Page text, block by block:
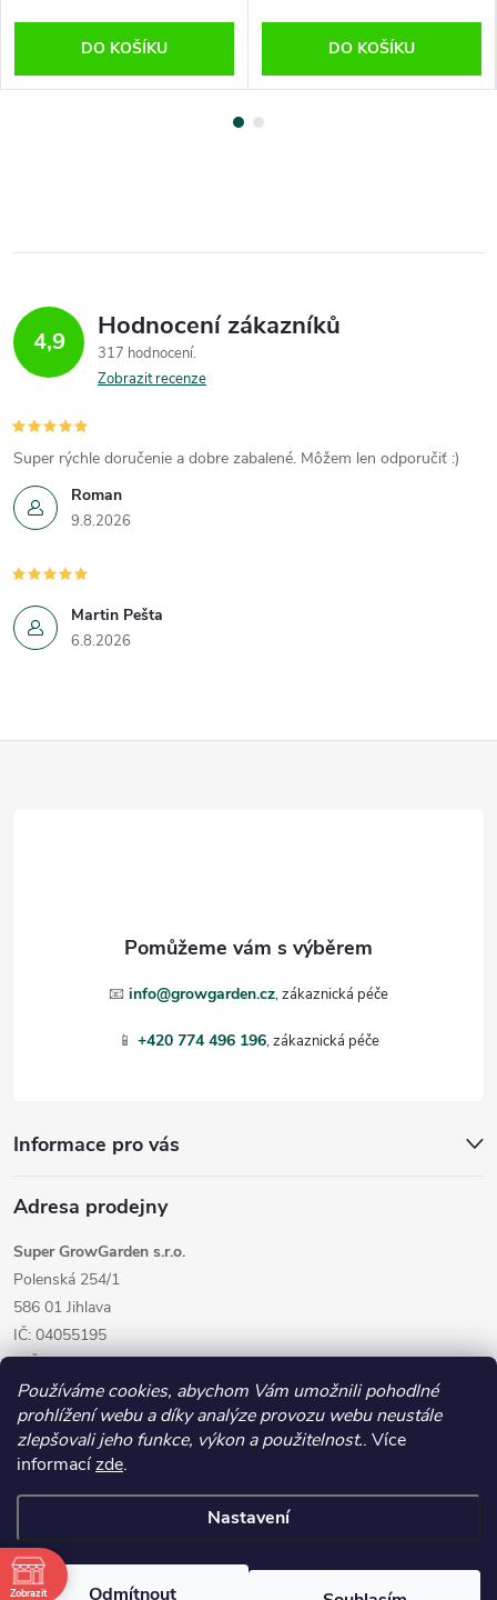
Používáme cookies, abychom Vám umožnili pohodlné
prohlížení webu a díky analýze provozu webu neustále
zlepšovali jeho funkce, výkon a použitelnost.. Více
informacízde.
Nastavení
Odmítnout
DO KOŠÍKU DO KOŠÍKU
4,9 Hodnocení zákazníků
317 hodnocení
Zobrazit recenze
Roman
9.8.2026
Super rýchle doručenie a dobre zabalené. Môžem len odporučiť :)
Martin Pešta
6.8.2026
📧 info@growgarden.cz
📱 +420 774 496 196
Informace pro vás
Adresa prodejny
Super GrowGarden s.r.o.
Polenská 254/1
586 01 Jihlava
IČ: 04055195
DIČ: CZ04055195
Copyright 2026 GrowGarden.cz. Všechna práva vyhrazena.
Zobrazit